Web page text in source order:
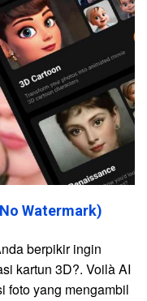
Watermark)
berpikir ingin
kartun 3D?. Voilà AI
foto yang mengambil